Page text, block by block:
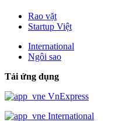
Rao vặt
Startup Việt
International
Ngôi sao
Tải ứng dụng
VnExpress
International